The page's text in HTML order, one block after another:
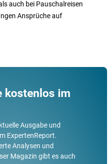
auch bei Pauschalreisen
Ansprüche auf
kostenlos im
Ausgabe und
ExpertenReport.
Analysen und
Magazin gibt es auch